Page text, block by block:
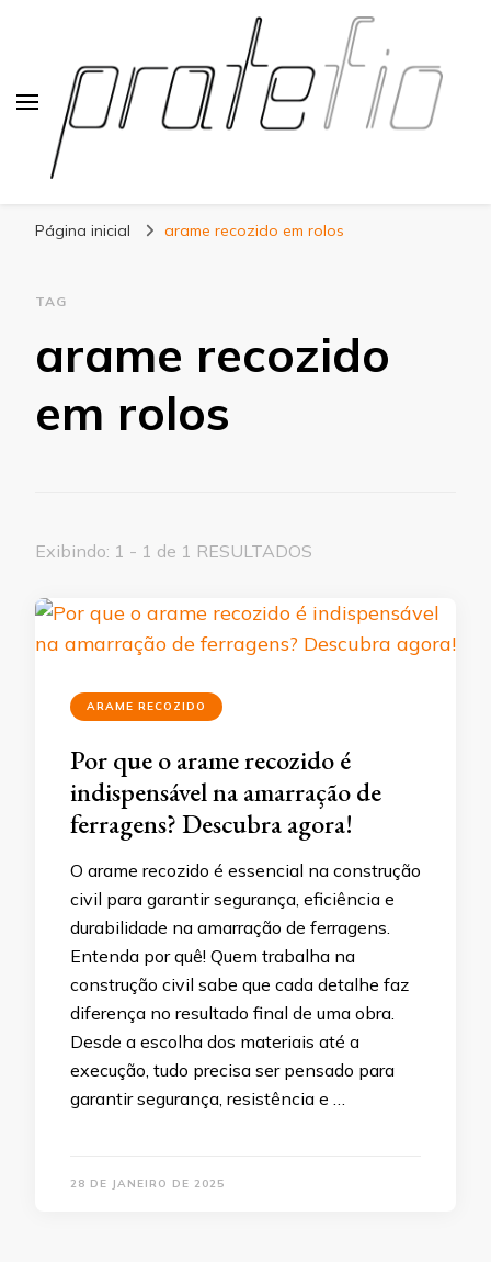
Página inicial arame recozido em rolos
TAG
arame recozido
em rolos
Exibindo: 1 - 1 de 1 RESULTADOS
ARAME RECOZIDO
Por que o arame recozido é
indispensável na amarração de
ferragens? Descubra agora!
O arame recozido é essencial na construção
civil para garantir segurança, eficiência e
durabilidade na amarração de ferragens.
Entenda por quê! Quem trabalha na
construção civil sabe que cada detalhe faz
diferença no resultado final de uma obra.
Desde a escolha dos materiais até a
execução, tudo precisa ser pensado para
garantir segurança, resistência e …
28 DE JANEIRO DE 2025